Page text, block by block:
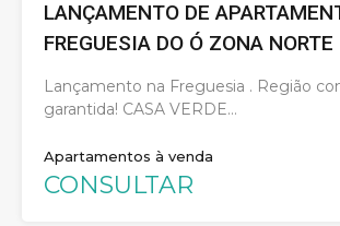
LANÇAMENTO DE
FREGUESIA DO Ó ZONA NORTE
Lançamento na Freguesia . Região
garantida! CASA VERDE…
Apartamentos à venda
CONSULTAR